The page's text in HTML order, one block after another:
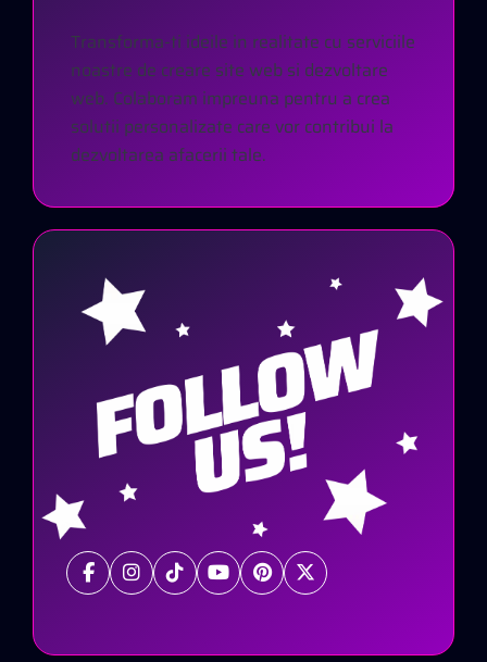
Transforma-ti ideile in realitate cu serviciile
noastre de creare site web si dezvoltare
web. Colaboram impreuna pentru a crea
solutii personalizate care vor contribui la
dezvoltarea afacerii tale.